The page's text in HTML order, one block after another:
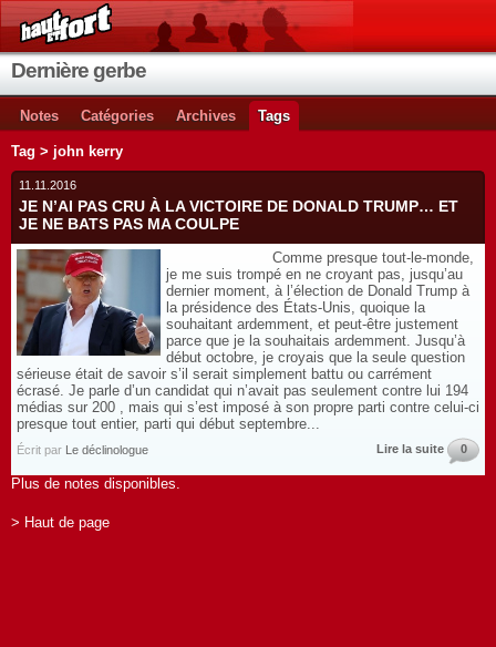
Dernière gerbe
Notes Catégories Archives Tags
Tag > john kerry
11.11.2016
JE N’AI PAS CRU À LA VICTOIRE DE DONALD TRUMP… ET
JE NE BATS PAS MA COULPE
Comme presque tout-le-monde,
je me suis trompé en ne croyant pas, jusqu’au
dernier moment, à l’élection de Donald Trump à
la présidence des États-Unis, quoique la
souhaitant ardemment, et peut-être justement
parce que je la souhaitais ardemment. Jusqu’à
début octobre, je croyais que la seule question
sérieuse était de savoir s’il serait simplement battu ou carrément
écrasé. Je parle d’un candidat qui n’avait pas seulement contre lui 194
médias sur 200 , mais qui s’est imposé à son propre parti contre celui-ci
presque tout entier, parti qui début septembre...
Écrit par Le déclinologue Lire la suite 0
Plus de notes disponibles.
> Haut de page